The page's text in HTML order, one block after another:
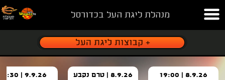
מנהלת ליגת העל בכדורסל
8.9.26 | 19:00 8.9.26 | טרם נקבע 9.9.26 | 18:30